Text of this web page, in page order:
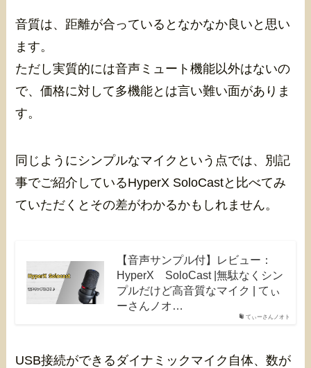
音質は、距離が合っているとなかなか良いと思い
ます。
ただし実質的には音声ミュート機能以外はないの
で、価格に対して多機能とは言い難い面がありま
す。
同じようにシンプルなマイクという点では、別記
事でご紹介しているHyperX SoloCastと比べてみ
ていただくとその差がわかるかもしれません。
てぃーさんノオト
【音声サンプル付】レビュー：
HyperX SoloCast |無駄なくシン
プルだけど高音質なマイク | てぃ
ーさんノオ…
USB接続ができるダイナミックマイク自体、数が